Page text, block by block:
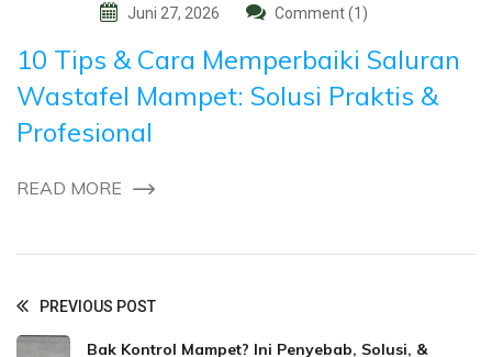
Juni 27, 2026 Comment (1)
10 Tips & Cara Memperbaiki Saluran
Wastafel Mampet: Solusi Praktis &
Profesional
READ MORE
PREVIOUS POST
Bak Kontrol Mampet? Ini Penyebab, Solusi, &